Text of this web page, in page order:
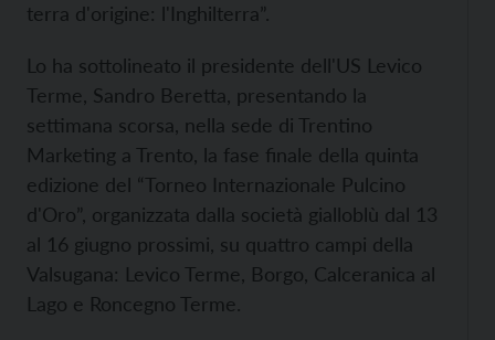
terra d'origine: l'Inghilterra”.
Lo ha sottolineato il presidente dell'US Levico
Terme, Sandro Beretta, presentando la
settimana scorsa, nella sede di Trentino
Marketing a Trento, la fase finale della quinta
edizione del “Torneo Internazionale Pulcino
d'Oro”, organizzata dalla società gialloblù dal 13
al 16 giugno prossimi, su quattro campi della
Valsugana: Levico Terme, Borgo, Calceranica al
Lago e Roncegno Terme.